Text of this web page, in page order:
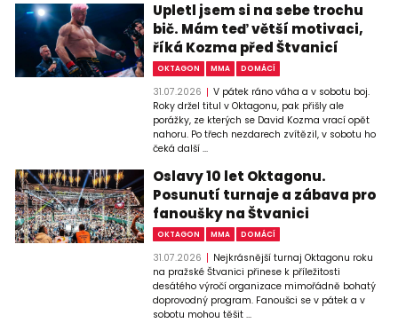
Upletl jsem si na sebe trochu
bič. Mám teď větší motivaci,
říká Kozma před Štvanicí
OKTAGON MMA DOMÁCÍ
31.07.2026
V pátek ráno váha a v sobotu boj.
Roky držel titul v Oktagonu, pak přišly ale
porážky, ze kterých se David Kozma vrací opět
nahoru. Po třech nezdarech zvítězil, v sobotu ho
čeká další ...
Oslavy 10 let Oktagonu.
Posunutí turnaje a zábava pro
fanoušky na Štvanici
OKTAGON MMA DOMÁCÍ
31.07.2026
Nejkrásnější turnaj Oktagonu roku
na pražské Štvanici přinese k příležitosti
desátého výročí organizace mimořádně bohatý
doprovodný program. Fanoušci se v pátek a v
sobotu mohou těšit ...